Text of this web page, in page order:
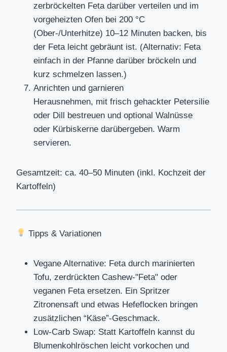
zerbröckelten Feta darüber verteilen und im
vorgeheizten Ofen bei 200 °C
(Ober-/Unterhitze) 10–12 Minuten backen, bis
der Feta leicht gebräunt ist. (Alternativ: Feta
einfach in der Pfanne darüber bröckeln und
kurz schmelzen lassen.)
Anrichten und garnieren
Herausnehmen, mit frisch gehackter Petersilie
oder Dill bestreuen und optional Walnüsse
oder Kürbiskerne darübergeben. Warm
servieren.
Gesamtzeit: ca. 40–50 Minuten (inkl. Kochzeit der
Kartoffeln)
Tipps & Variationen
Vegane Alternative: Feta durch marinierten
Tofu, zerdrückten Cashew-"Feta" oder
veganen Feta ersetzen. Ein Spritzer
Zitronensaft und etwas Hefeflocken bringen
zusätzlichen “Käse”-Geschmack.
Low-Carb Swap: Statt Kartoffeln kannst du
Blumenkohlröschen leicht vorkochen und